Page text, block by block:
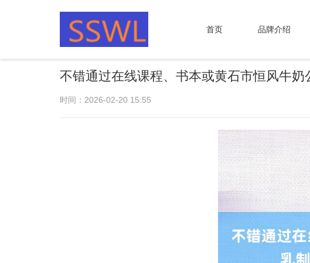
首页 品牌介绍
不错通过在线课程、书本或黄石市恒风牛
时间：2026-02-20 15:55